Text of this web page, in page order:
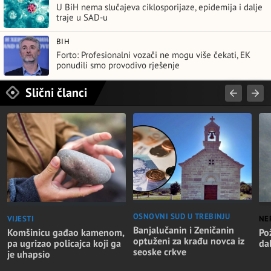
U BiH nema slučajeva ciklosporijaze, epidemija i dalje
traje u SAD-u
BIH
Forto: Profesionalni vozači ne mogu više čekati, EK
ponudili smo provodivo rješenje
Slični članci
VIJESTI
Komšinicu gađao kamenom,
pa ugrizao policajca koji ga
je uhapsio
OSNOVNI SUD U TREBINJU
Banjalučanin i Zeničanin
optuženi za krađu novca iz
seoske crkve